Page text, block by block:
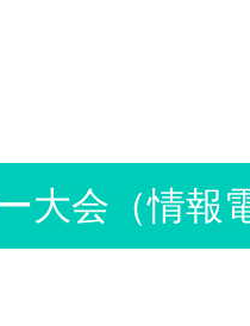
大会（情報